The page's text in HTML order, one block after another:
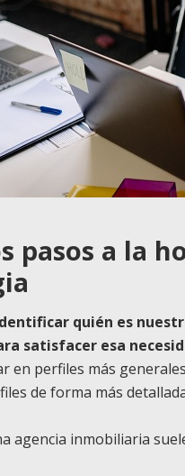
pasos a la
quién es
satisfacer esa
en perfiles más
de forma más
agencia inmobiliaria